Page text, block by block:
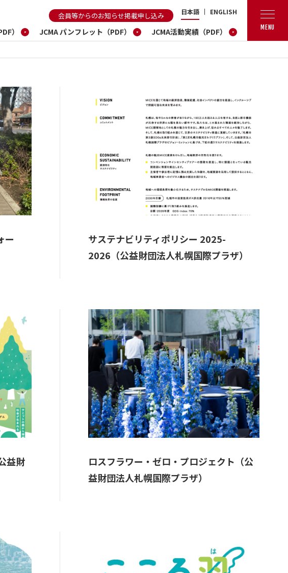
会員等からのお知らせ掲載申し込み 日本語 ENGLISH
） JCMA パンフレット（PDF） JCMA活動実績（PDF） MENU
ー
サステナビリティポリシー 2025-
2026（公益財団法人札幌国際プラザ）
益財
ロスフラワー・ゼロ・プロジェクト（公
益財団法人札幌国際プラザ）